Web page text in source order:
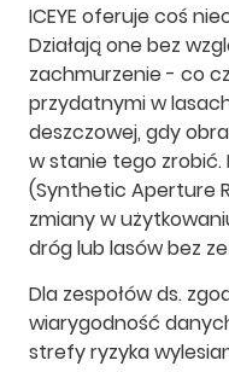
ICEYE oferuje coś
Działają one bez
zachmurzenie - co
przydatnymi w
deszczowej, gdy
w stanie tego zrobić.
(Synthetic Aperture
zmiany w
dróg lub lasów bez
Dla zespołów ds.
wiarygodność
strefy ryzyka